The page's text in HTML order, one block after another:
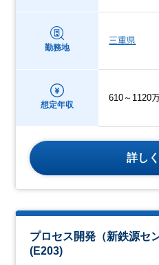
勤務地
三重県
想定年収
610～1120
詳し
プロセス開発（新鉄源セ
(E203)